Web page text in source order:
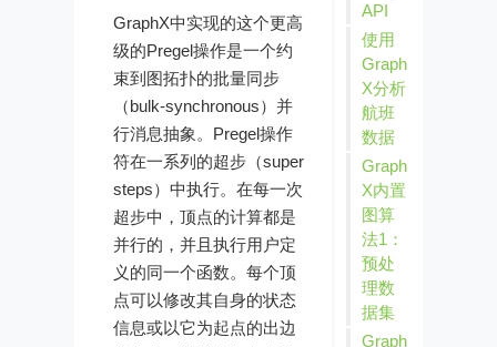
GraphX中实现的这个更高
级的Pregel操作是一个约
束到图拓扑的批量同步
（bulk-synchronous）并
行消息抽象。Pregel操作
符在一系列的超步（super
steps）中执行。在每一次
超步中，顶点的计算都是
并行的，并且执行用户定
义的同一个函数。每个顶
点可以修改其自身的状态
信息或以它为起点的出边
API
使用
Graph
X分析
航班
数据
Graph
X内置
图算
法1：
预处
理数
据集
Graph